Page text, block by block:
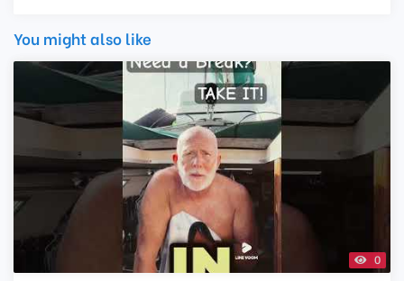
You might also like
0